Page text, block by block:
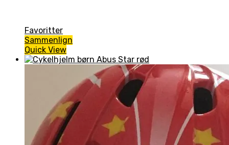
Favoritter
Sammenlign
Quick View